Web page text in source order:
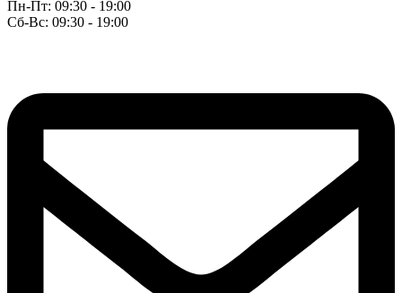
Пн-Пт: 09:30 - 19:00
Сб-Вс: 09:30 - 19:00